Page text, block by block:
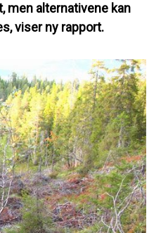
men alternativene kan
viser ny rapport.